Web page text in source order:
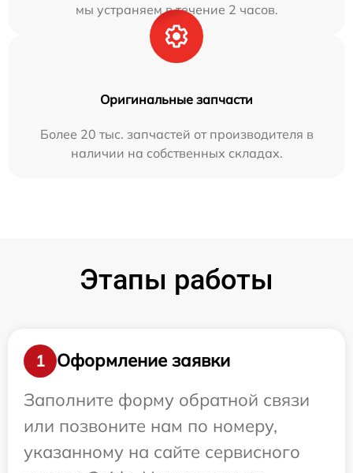
мы устраняем в течение 2 часов.
Оригинальные запчасти
Более 20 тыс. запчастей от производителя в
наличии на собственных складах.
Этапы работы
1
Оформление заявки
Заполните форму обратной связи
или позвоните нам по номеру,
указанному на сайте сервисного